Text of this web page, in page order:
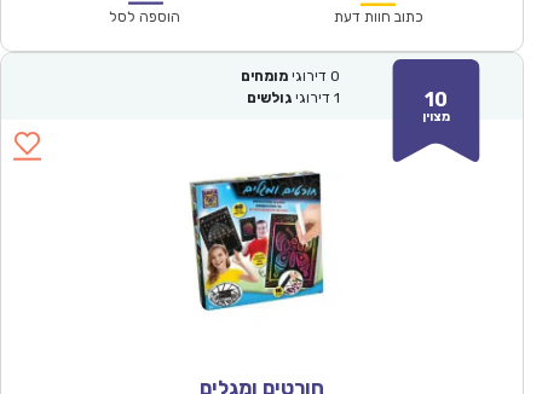
₪100.00.
כתוב חוות דעת הוספה לסל
10
מצוין
0 דירוגי מומחים
1 דירוגי גולשים
חורטים ומגלים